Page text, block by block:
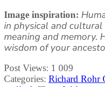
Image inspiration:
in physical and
meaning and
wisdom of your
Post Views: 1 009
Categories: Richard Rohr